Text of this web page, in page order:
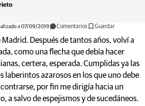
a 07/09/2019 Comentarios Guardar
Después de tantos años, volví a
como una flecha que debía hacer
certera, esperada. Cumplidas ya las
laberintos azarosos en los que uno debe
por fin me dirigía hacia un
a salvo de espejismos y de sucedáneos.